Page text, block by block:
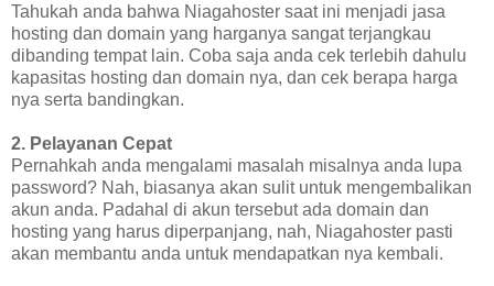
Tahukah anda bahwa Niagahoster saat ini menjadi jasa
hosting dan domain yang harganya sangat terjangkau
dibanding tempat lain. Coba saja anda cek terlebih dahulu
kapasitas hosting dan domain nya, dan cek berapa harga
nya serta bandingkan.
2. Pelayanan Cepat
Pernahkah anda mengalami masalah misalnya anda lupa
password? Nah, biasanya akan sulit untuk mengembalikan
akun anda. Padahal di akun tersebut ada domain dan
hosting yang harus diperpanjang, nah, Niagahoster pasti
akan membantu anda untuk mendapatkan nya kembali.